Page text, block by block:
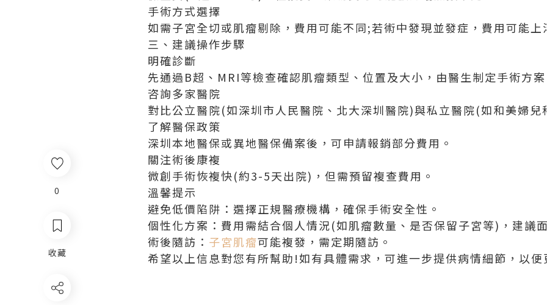
0
收藏
手術方式選擇
如需子宮全切或肌瘤剔除，費用可能不同;若術中發現並發症，費用可能上
三、建議操作步驟
明確診斷
先通過B超、MRI等檢查確認肌瘤類型、位置及大小，由醫生制定手術方
咨詢多家醫院
對比公立醫院(如深圳市人民醫院、北大深圳醫院)與私立醫院(如和美婦
了解醫保政策
深圳本地醫保或異地醫保備案後，可申請報銷部分費用。
關注術後康複
微創手術恢複快(約3-5天出院)，但需預留複查費用。
溫馨提示
避免低價陷阱：選擇正規醫療機構，確保手術安全性。
個性化方案：費用需結合個人情況(如肌瘤數量、是否保留子宮等)，建議
術後隨訪： 子宮肌瘤可能複發，需定期隨訪。
希望以上信息對您有所幫助!如有具體需求，可進一步提供病情細節，以